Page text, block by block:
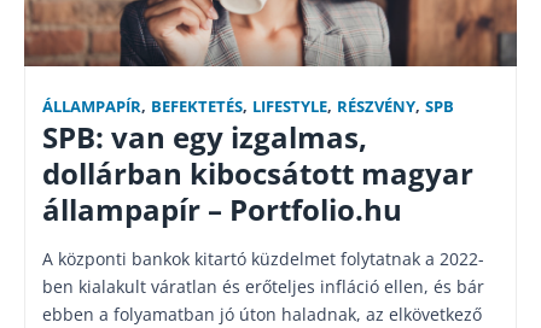
ÁLLAMPAPÍR, BEFEKTETÉS, LIFESTYLE, RÉSZVÉNY, SPB
SPB: van egy izgalmas,
dollárban kibocsátott magyar
állampapír – Portfolio.hu
A központi bankok kitartó küzdelmet folytatnak a 2022-
ben kialakult váratlan és erőteljes infláció ellen, és bár
ebben a folyamatban jó úton haladnak, az elkövetkező